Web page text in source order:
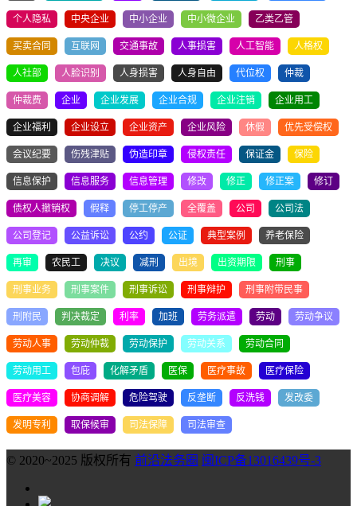
个人隐私 中央企业 中小企业 中小微企业 乙类乙管
买卖合同 互联网 交通事故 人事损害 人工智能 人格权
人社部 人脸识别 人身损害 人身自由 代位权 仲裁
仲裁费 企业 企业发展 企业合规 企业注销 企业用工
企业福利 企业设立 企业资产 企业风险 休假 优先受偿权
会议纪要 伤残津贴 伪造印章 侵权责任 保证金 保险
信息保护 信息服务 信息管理 修改 修正 修正案 修订
债权人撤销权 假释 停工停产 全覆盖 公司 公司法
公司登记 公益诉讼 公约 公证 典型案例 养老保险
再审 农民工 决议 减刑 出境 出资期限 刑事
刑事业务 刑事案件 刑事诉讼 刑事辩护 刑事附带民事
刑附民 判决裁定 利率 加班 劳务派遣 劳动 劳动争议
劳动人事 劳动仲裁 劳动保护 劳动关系 劳动合同
劳动用工 包庇 化解矛盾 医保 医疗事故 医疗保险
医疗美容 协商调解 危险驾驶 反垄断 反洗钱 发改委
发明专利 取保候审 司法保障 司法审查
© 2020~2025 版权所有 前沿法务圈 闽ICP备13016439号-3